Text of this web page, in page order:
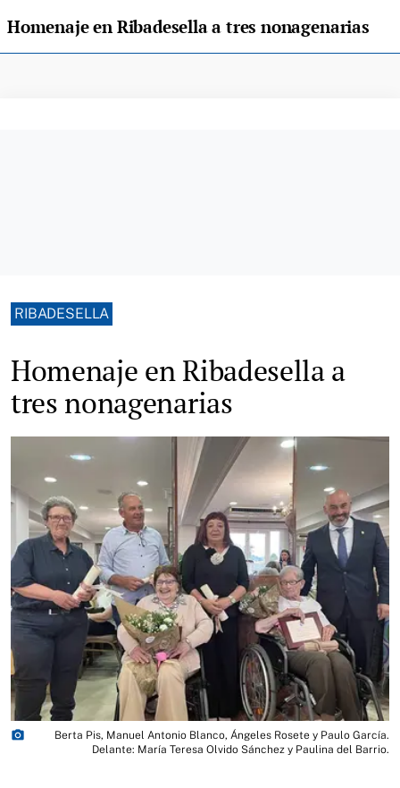
Homenaje en Ribadesella a tres nonagenarias
RIBADESELLA
Homenaje en Ribadesella a
tres nonagenarias
photo_camera
Berta Pis, Manuel Antonio Blanco, Ángeles Rosete y Paulo García.
Delante: María Teresa Olvido Sánchez y Paulina del Barrio.